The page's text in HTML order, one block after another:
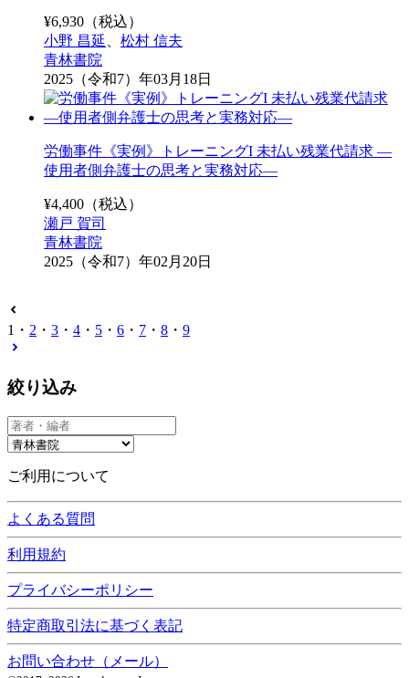
¥6,930 （税込）
小野 昌延
松村 信夫
青林書院
2025（令和7）年03月18日
労働事件《実例》トレーニングI 未払い残業代請求 ―
使用者側弁護士の思考と実務対応―
¥4,400 （税込）
瀬戸 賀司
青林書院
2025（令和7）年02月20日
1 ・ 2 ・ 3 ・ 4 ・ 5 ・ 6 ・ 7 ・ 8 ・ 9
絞り込み
ご利用について
よくある質問
利用規約
プライバシーポリシー
特定商取引法に基づく表記
お問い合わせ（メール）